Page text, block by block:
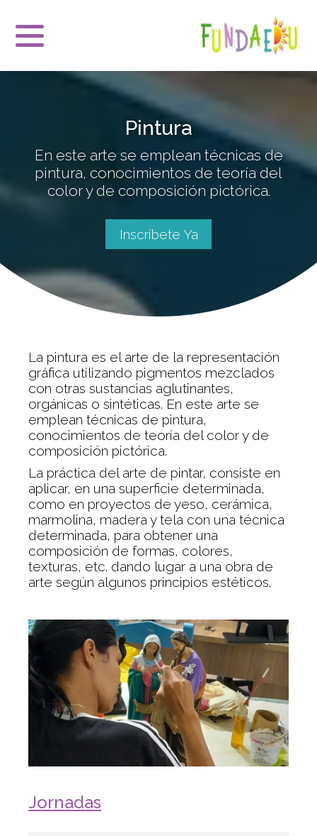
Pintura
En este arte se emplean técnicas de
pintura, conocimientos de teoría del
color y de composición pictórica.
Inscríbete Ya
La pintura es el arte de la representación
gráfica utilizando pigmentos mezclados
con otras sustancias aglutinantes,
orgánicas o sintéticas. En este arte se
emplean técnicas de pintura,
conocimientos de teoría del color y de
composición pictórica.
La práctica del arte de pintar, consiste en
aplicar, en una superficie determinada,
como en proyectos de yeso, cerámica,
marmolina, madera y tela con una técnica
determinada, para obtener una
composición de formas, colores,
texturas, etc. dando lugar a una obra de
arte según algunos principios estéticos.
Jornadas